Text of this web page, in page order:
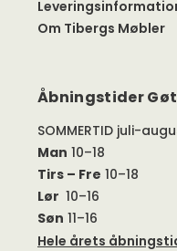
Om Tibergs Møbler
Åbningstider
SOMMERTID juli-
Man 10–18
Tirs – Fre 10–18
Lør 10–16
Søn 11–16
Hele årets